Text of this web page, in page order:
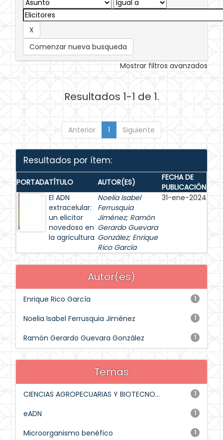
Comenzar nueva busqueda
Mostrar filtros avanzados
Resultados 1-1 de 1.
Anterior 1 Siguiente
Resultados por ítem:
PORTADATÍTULO AUTOR(ES)
FECHA DE
PUBLICACIÓN
El ADN
extracelular:
un elicitor
novedoso en
la agricultura
Noelia Isabel
Ferrusquia
Jiménez; Ramón
Gerardo Guevara
González; Enrique
Rico García
31-ene-2024
Autor(es)
1
Enrique Rico García
1
Noelia Isabel Ferrusquia Jiménez
1
Ramón Gerardo Guevara González
Temas
1
CIENCIAS AGROPECUARIAS Y BIOTECNO...
1
eADN
1
Microorganismo benéfico